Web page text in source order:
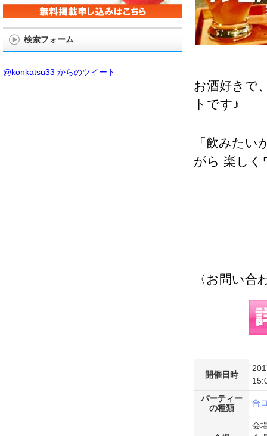
お酒好きで
トです♪
「飲みた
がら 楽しく
〈お問い
開催日時
パーティー
の種類
合
会
検索フォーム
@konkatsu33 からのツイート